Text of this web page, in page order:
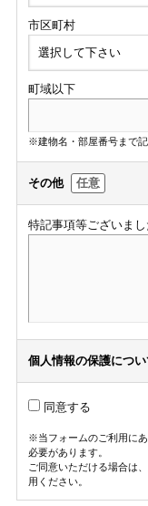
市区町村
町域以下
※建物名・部屋番号まで記
その他 任意
特記事項等ございまし
個人情報の保護につい
同意する
※当フォームのご利用にあ
必要があります。
ご同意いただける場合は
用ください。